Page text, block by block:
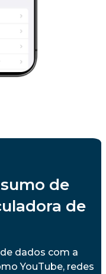
de
de
dados com a
YouTube, redes